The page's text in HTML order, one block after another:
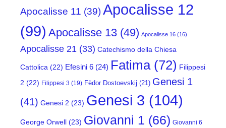
Apocalisse 11 (39)Apocalisse 12
(99) Apocalisse 13 (49) Apocalisse 16 (16)
Apocalisse 21 (33) Catechismo della Chiesa
Cattolica (22) Efesini 6 (24) Fatima(72) Filippesi
2 (22) Filippesi 3 (19) Fëdor Dostoevskij (21) Genesi 1
(41) Genesi 2 (23) Genesi 3 (104)
George Orwell (23) Giovanni 1 (66) Giovanni 6